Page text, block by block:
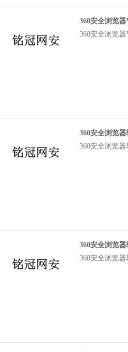
360安全浏览
360安全浏览
360安全浏览
360安全浏览
360安全浏览
360安全浏览